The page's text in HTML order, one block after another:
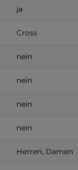
ja
Cross
nein
nein
nein
nein
Herren, Damen